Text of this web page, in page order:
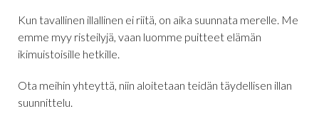
Kun tavallinen illallinen ei riitä, on aika suunnata merelle. Me
emme myy risteilyjä, vaan luomme puitteet elämän
ikimuistoisille hetkille.
Ota meihin yhteyttä, niin aloitetaan teidän täydellisen illan
suunnittelu.